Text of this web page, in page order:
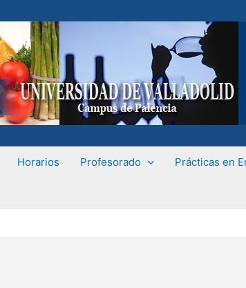
Horarios Profesorado Prácticas en